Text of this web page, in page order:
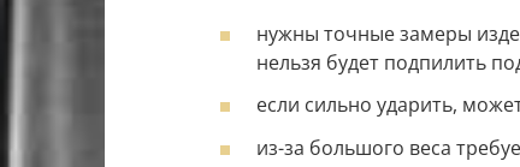
нужны точные замеры
нельзя будет подпилить
если сильно ударить,
из-за большого веса